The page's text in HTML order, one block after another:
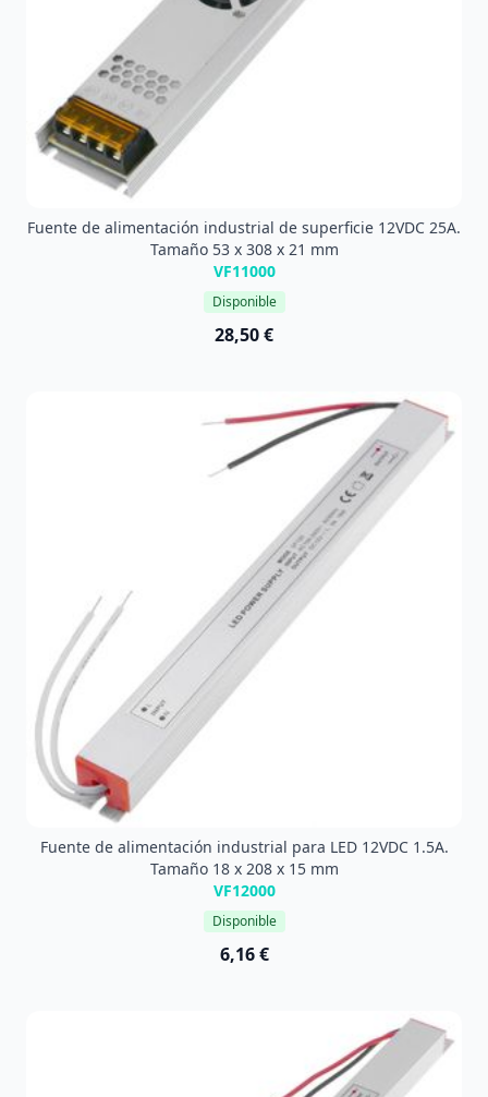
Fuente de alimentación industrial de superficie 12VDC 25A.
Tamaño 53 x 308 x 21 mm
VF11000
Disponible
28,50 €
Fuente de alimentación industrial para LED 12VDC 1.5A.
Tamaño 18 x 208 x 15 mm
VF12000
Disponible
6,16 €